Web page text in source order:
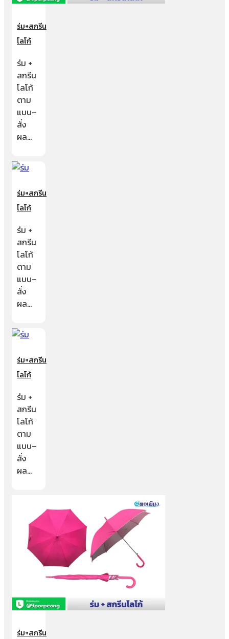
ร่ม+สกรีน
โลโก้
ร่ม +
สกรีน
โลโก้
ตาม
แบบ–
สั่ง
ผล…
ร่ม+สกรีน
โลโก้
ร่ม +
สกรีน
โลโก้
ตาม
แบบ–
สั่ง
ผล…
ร่ม+สกรีน
โลโก้
ร่ม +
สกรีน
โลโก้
ตาม
แบบ–
สั่ง
ผล…
ร่ม+สกรีน